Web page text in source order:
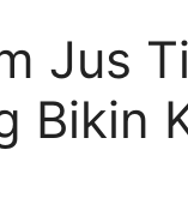
Jus
Bikin